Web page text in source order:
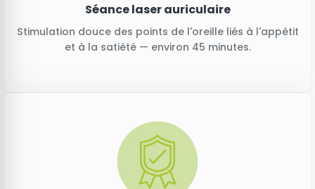
Séance laser auriculaire
Stimulation douce des points de l'oreille liés à l'appétit
et à la satiété — environ 45 minutes.